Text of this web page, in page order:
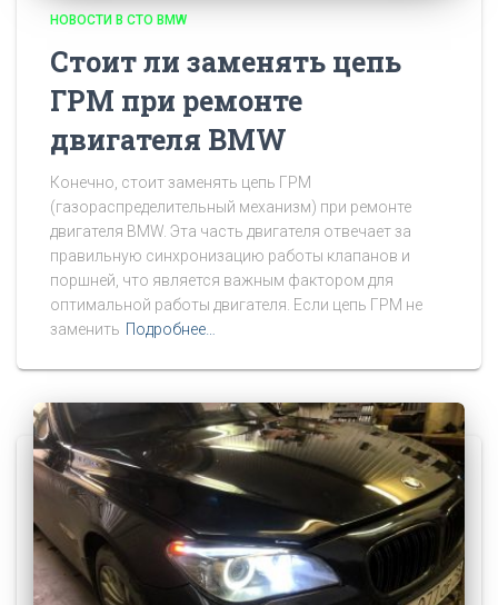
НОВОСТИ В СТО BMW
Стоит ли заменять цепь
ГРМ при ремонте
двигателя BMW
Конечно, стоит заменять цепь ГРМ
(газораспределительный механизм) при ремонте
двигателя BMW. Эта часть двигателя отвечает за
правильную синхронизацию работы клапанов и
поршней, что является важным фактором для
оптимальной работы двигателя. Если цепь ГРМ не
заменить Подробнее…